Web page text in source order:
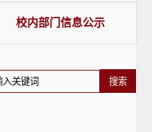
校内部门信息公示